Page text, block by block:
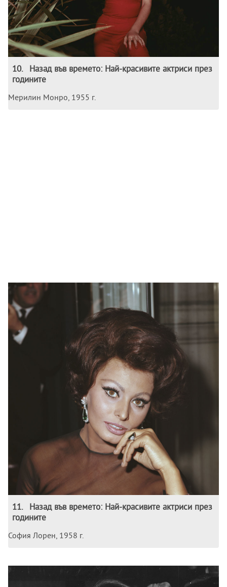
10.
Назад във времето: Най-красивите актриси през
годините
Мерилин Монро, 1955 г.
11.
Назад във времето: Най-красивите актриси през
годините
София Лорен, 1958 г.